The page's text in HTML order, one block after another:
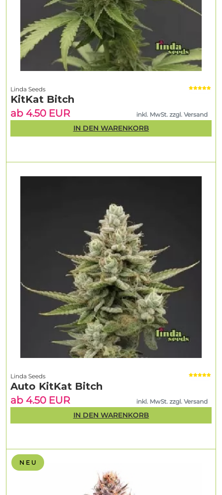
N E U
Linda Seeds
Auto KitKat Bitch
ab 4.50 EUR
inkl. MwSt. zzgl. Versand
IN DEN WARENKORB
Linda Seeds
KitKat Bitch
ab 4.50 EUR
inkl. MwSt. zzgl. Versand
IN DEN WARENKORB